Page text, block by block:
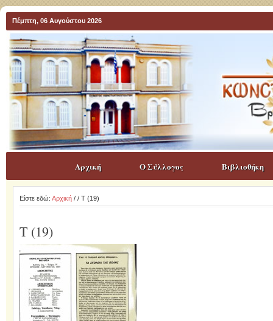
Πέμπτη, 06 Αυγούστου 2026
Αρχική Ο Σύλλογος Βιβλιοθήκη
Είστε εδώ: Αρχική/ / T (19)
T (19)